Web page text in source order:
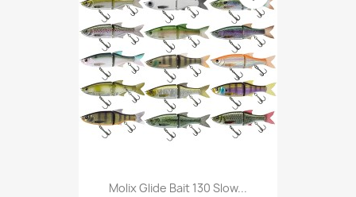
Molix Glide Bait 130 Slow...